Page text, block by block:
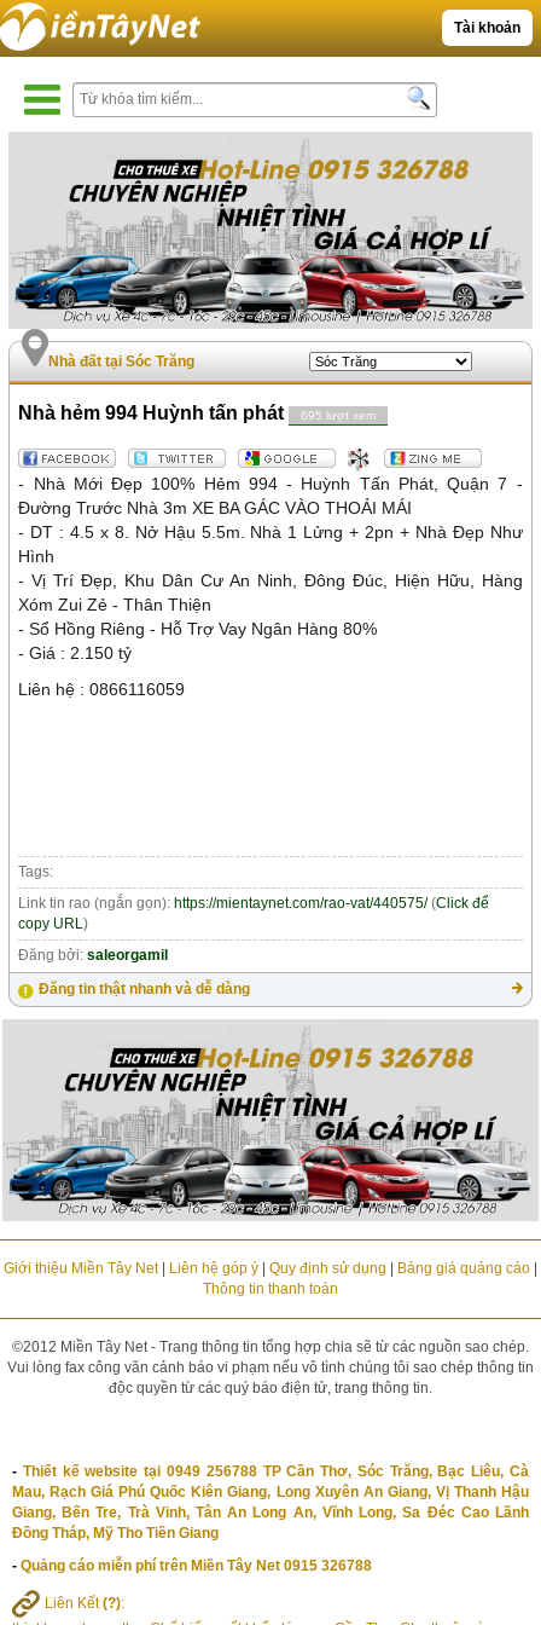
Tài khoản
Nhà đất tại Sóc Trăng
Nhà hẻm 994 Huỳnh tấn phát 695 lượt xem
- Nhà Mới Đẹp 100% Hẻm 994 - Huỳnh Tấn Phát, Quận 7 -
Đường Trước Nhà 3m XE BA GÁC VÀO THOẢI MÁI
- DT : 4.5 x 8. Nở Hậu 5.5m. Nhà 1 Lửng + 2pn + Nhà Đẹp Như
Hình
- Vị Trí Đẹp, Khu Dân Cư An Ninh, Đông Đúc, Hiện Hữu, Hàng
Xóm Zui Zẻ - Thân Thiện
- Sổ Hồng Riêng - Hỗ Trợ Vay Ngân Hàng 80%
- Giá : 2.150 tỷ
Liên hệ : 0866116059
Tags:
Link tin rao (ngắn gọn): https://mientaynet.com/rao-vat/440575/(Click để
copy URL)
Đăng bởi:saleorgamil
Đăng tin thật nhanh và dễ dàng
Giới thiệu Miền Tây Net| Liên hệ góp ý| Quy định sử dụng Bảng giá quảng cáo|
Thông tin thanh toán
©2012 Miền Tây Net - Trang thông tin tổng hợp chia sẽ từ các nguồn sao chép.
Vui lòng fax công văn cảnh báo vi phạm nếu vô tình chúng tôi sao chép thông tin
độc quyền từ các quý báo điện tử, trang thông tin.
- Thiết kế website tại 0949 256788 TP Cần Thơ, Sóc Trăng, Bạc Liêu, Cà
Mau, Rạch Giá Phú Quốc Kiên Giang, Long Xuyên An Giang, Vị Thanh Hậu
Giang, Bến Tre, Trà Vinh, Tân An Long An, Vĩnh Long, Sa Đéc Cao Lãnh
Đồng Tháp, Mỹ Tho Tiền Giang
- Quảng cáo miễn phí trên Miền Tây Net 0915 326788
Liên Kết(?):